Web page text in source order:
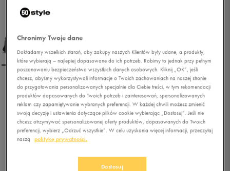
NIKE WMNS TANJUN SE
0.0(0)
79,99złz Vat
KLUBIE 50 STYLE
Chronimy Twoje dane
Dokładamy wszelkich starań, aby zakupy naszych Klientów były udane, a produkty,
które wybierają – najlepiej dopasowane do ich potrzeb. Robimy to jednak przy pełnym
poszanowaniu bezpieczeństwa wszystkich danych osobowych. Kliknij „OK”, jeśli
chcesz, abyśmy wykorzystywali informacje o Twoich zachowaniach na naszej stronie
do przygotowania personalizowanych specjalnie dla Ciebie treści, w tym rekomendacji
produktów dopasowanych do Twoich potrzeb i zainteresowań, spersonalizowanych
reklam czy zapamiętywanie wybranych preferencji. W każdej chwili możesz zmienić
swoją decyzję i ustawienia dotyczące plików cookie wybierając „Dostosuj”. Jeśli nie
chcesz otrzymywać spersonalizowanej oferty produktów, dopasowanych do Twoich
preferencji, wybierz „Odrzuć wszystkie”. W celu uzyskania więcej informacji, przeczytaj
naszą
politykę prywatności.
Dostosuj